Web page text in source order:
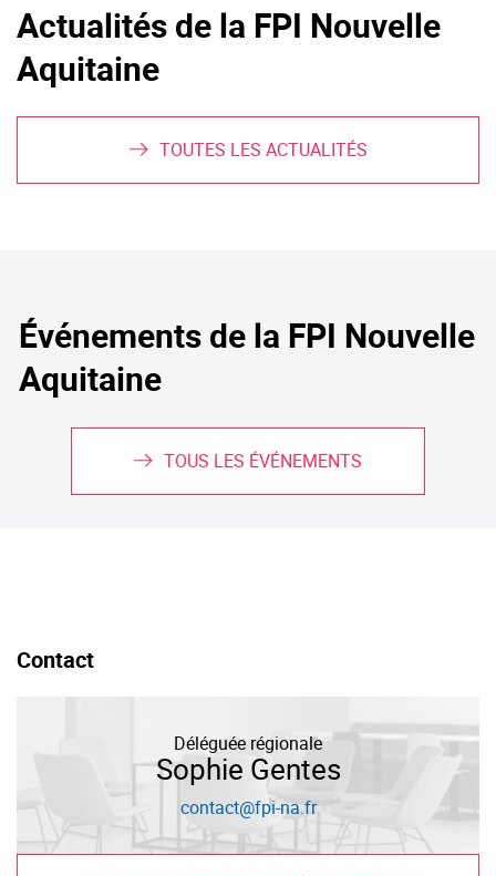
Actualités de la FPI Nouvelle
Aquitaine
TOUTES LES ACTUALITÉS
Événements de la FPI Nouvelle
Aquitaine
TOUS LES ÉVÉNEMENTS
Contact
Déléguée régionale
Sophie Gentes
contact@fpi-na.fr